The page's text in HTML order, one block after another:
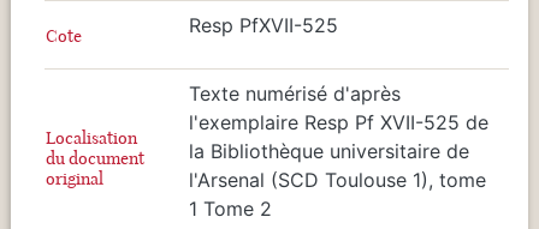
Cote Resp PfXVII-525
Localisation
du document
original
Texte numérisé d'après
l'exemplaire Resp Pf XVII-525 de
la Bibliothèque universitaire de
l'Arsenal (SCD Toulouse 1), tome
1 Tome 2